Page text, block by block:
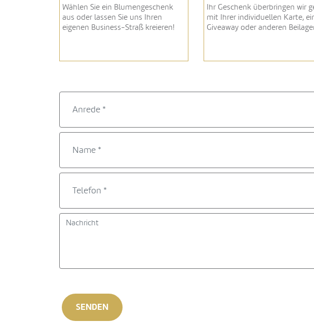
Wählen Sie ein Blumengeschenk
aus oder lassen Sie uns Ihren
eigenen Business-Straß kreieren!
Ihr Geschenk überbringen wir
mit Ihrer individuellen Karte,
Giveaway oder anderen